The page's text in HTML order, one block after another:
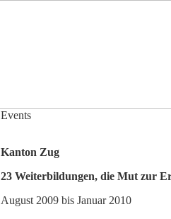
Events
Kanton Zug
23 Weiterbildungen, die Mut zur
August 2009 bis Januar 2010